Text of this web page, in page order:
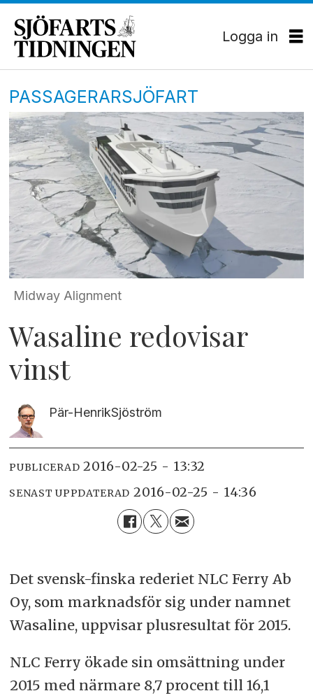
Logga in
PASSAGERARSJÖFART
Midway Alignment
Wasaline redovisar
vinst
Pär-HenrikSjöström
PUBLICERAD 2016-02-25 - 13:32
SENAST UPPDATERAD 2016-02-25 - 14:36
Det svensk-finska rederiet NLC Ferry Ab
Oy, som marknadsför sig under namnet
Wasaline, uppvisar plusresultat för 2015.
NLC Ferry ökade sin omsättning under
2015 med närmare 8,7 procent till 16,1